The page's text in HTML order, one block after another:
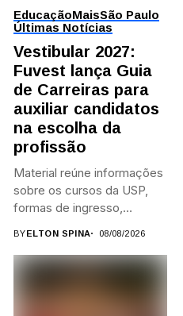
EducaçãoMaisSão Paulo
Últimas Notícias
Vestibular 2027:
Fuvest lança Guia
de Carreiras para
auxiliar candidatos
na escolha da
profissão
Material reúne informações
sobre os cursos da USP,
formas de ingresso,
BYELTON SPINA 08/08/2026